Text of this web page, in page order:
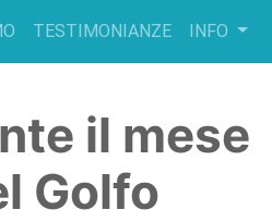
TESTIMONIANZE INFO
il mese
Golfo